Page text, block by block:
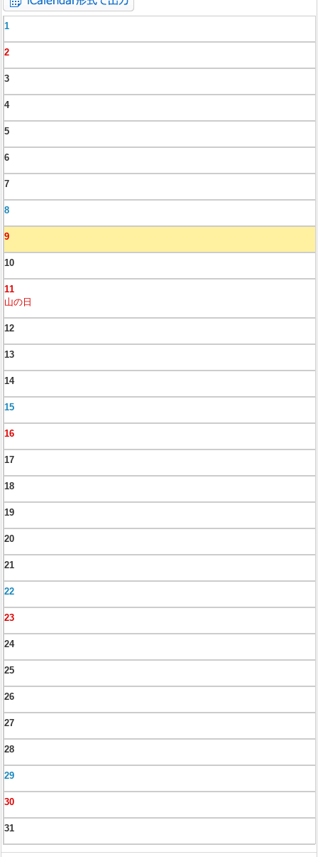
1
2
3
4
5
6
7
8
9
10
11
山の日
12
13
14
15
16
17
18
19
20
21
22
23
24
25
26
27
28
29
30
31